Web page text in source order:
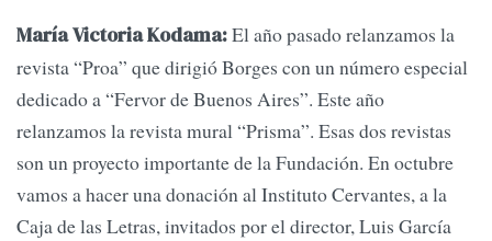
María Victoria Kodama:El año pasado relanzamos la
revista “Proa” que dirigió Borges con un número especial
dedicado a “Fervor de Buenos Aires”. Este año
relanzamos la revista mural “Prisma”. Esas dos revistas
son un proyecto importante de la Fundación. En octubre
vamos a hacer una donación al Instituto Cervantes, a la
Caja de las Letras, invitados por el director, Luis García